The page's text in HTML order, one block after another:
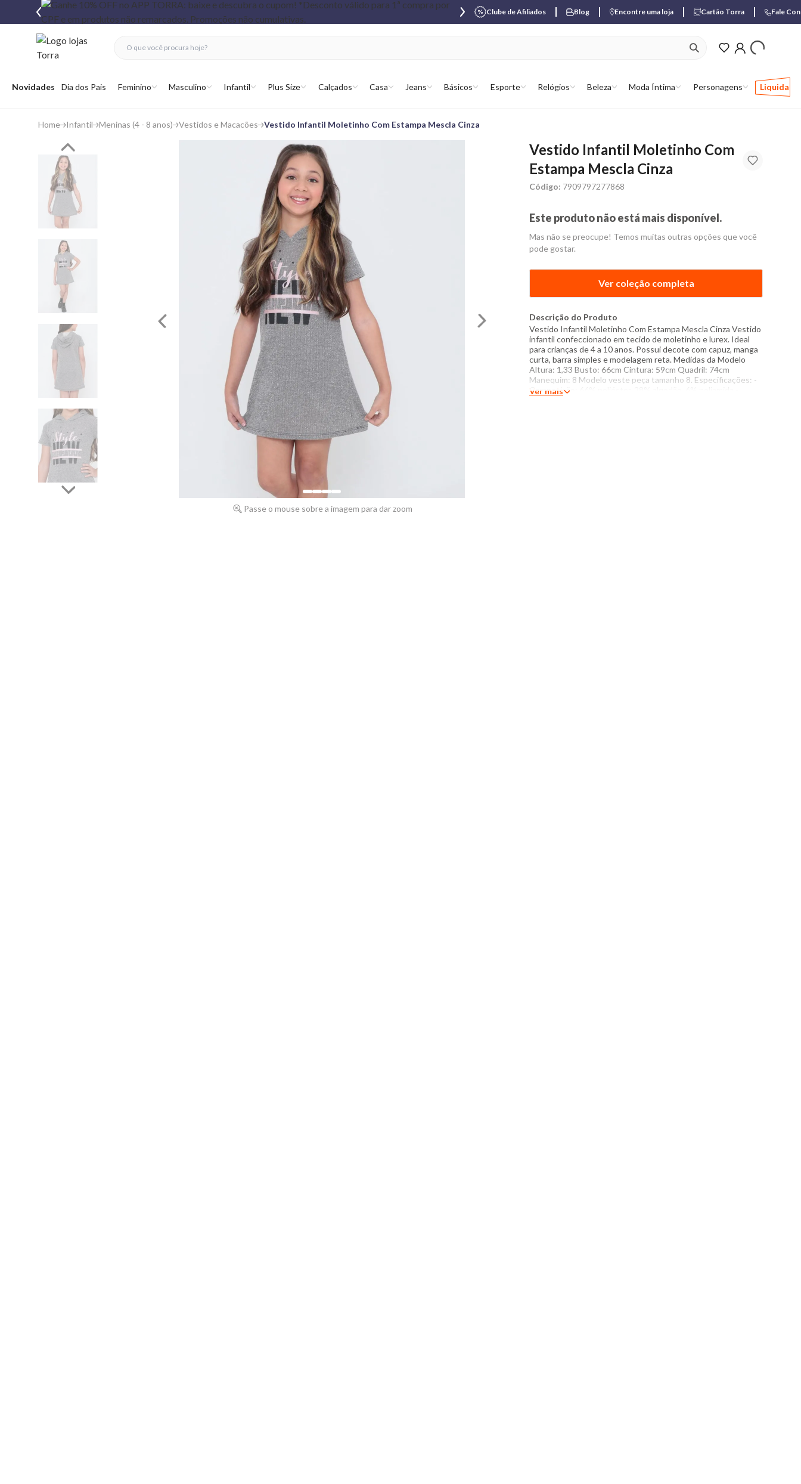
Clube de Afiliados Blog Encontre uma loja Cartão Torra Fale
Abrir menu
Novidades Dia dos Pais Feminino Masculino Infantil Plus Size Calçados Casa Jeans Básicos Esporte Relógios Beleza Moda Íntima Personagens Liquida
ver produtos
fechar menu
fechar menu
favoritos
Home Infantil Meninas (4 - 8 anos) Vestidos e Macacões Vestido Infantil Moletinho Com Estampa Mescla Cinza
Passe o mouse sobre a imagem para dar zoom
Vestido Infantil Moletinho Com
Estampa Mescla Cinza
Código: 7909797277868
Este produto não está mais disponível.
Mas não se preocupe! Temos muitas outras opções que você
pode gostar.
Ver coleção completa
Descrição do Produto
Vestido Infantil Moletinho Com Estampa Mescla Cinza Vestido
infantil confeccionado em tecido de moletinho e lurex. Ideal
para crianças de 4 a 10 anos. Possui decote com capuz, manga
curta, barra simples e modelagem reta. Medidas da Modelo
Altura: 1,33 Busto: 66cm Cintura: 59cm Quadril: 74cm
Manequim: 8 Modelo veste peça tamanho 8. Especificações: -
Composição: 66% poliéster, 28% algodão, 6% poliamida -
Ver mais